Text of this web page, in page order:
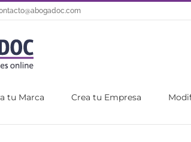
tu Marca Crea tu Empresa